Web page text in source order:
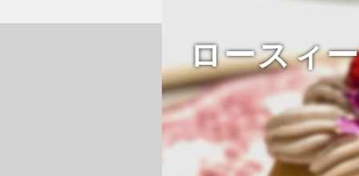
ロースィ